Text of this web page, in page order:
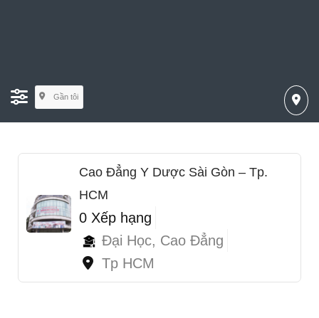
Gần tôi
Cao Đẳng Y Dược Sài Gòn – Tp.
HCM
0 Xếp hạng
Đại Học, Cao Đẳng
Tp HCM